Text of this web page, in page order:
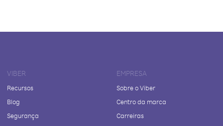
VIBER
Recursos
Blog
Segurança
EMPRESA
Sobre o Viber
Centro da marca
Carreiras